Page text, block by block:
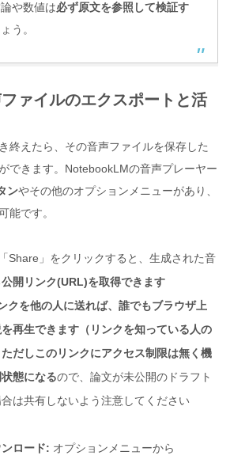
や数値は必ず原文を参照して検証す
う。
ァイルのエクスポートと活
終えたら、その音声ファイルを保存した
できます。NotebookLMの音声プレーヤー
ンやその他のオプションメニューがあり、
能です。
「Share」をクリックすると、生成された音
公開リンク(URL)を取得できます
クを他の人に送れば、誰でもブラウザ上
再生できます（リンクを知っている人の
だしこのリンクにアクセス制限は無く機
態になるので、論文が未公開のドラフト
は共有しないよう注意してください
ロード: オプションメニューから